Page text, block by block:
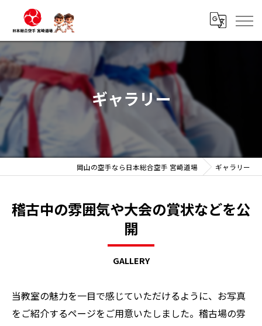
ギャラリー
岡山の空手なら日本総合空手 宮崎道場 ギャラリー
稽古中の雰囲気や大会の賞状などを公
開
GALLERY
当教室の魅力を一目で感じていただけるように、お写真
をご紹介するページをご用意いたしました。稽古場の雰